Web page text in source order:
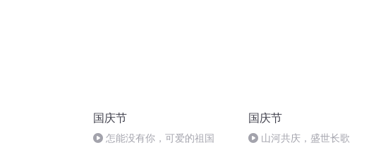
国庆节
怎能没有你，可爱的祖国
国庆节
山河共庆，盛世长歌